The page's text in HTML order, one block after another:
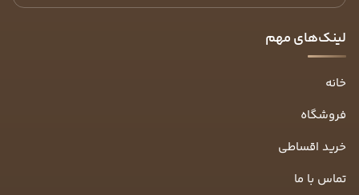
لینک‌های مهم
خانه
فروشگاه
خرید اقساطی
تماس با ما